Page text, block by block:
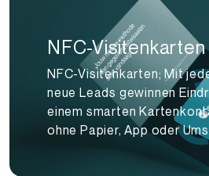
NFC-Visitenkarten
NFC-Visitenkarten; Mit
neue Leads gewinnen
einem smarten
ohne Papier, App oder